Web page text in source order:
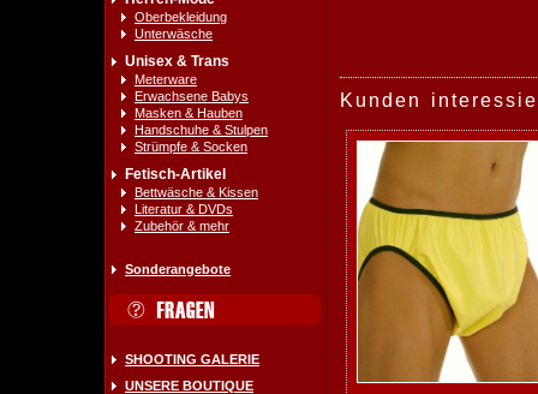
Oberbekleidung
Unterwäsche
Unisex & Trans
Meterware
Erwachsene Babys
Masken & Hauben
Handschuhe & Stulpen
Strümpfe & Socken
Fetisch-Artikel
Bettwäsche & Kissen
Literatur & DVDs
Zubehör & mehr
Sonderangebote
SHOOTING GALERIE
UNSERE BOUTIQUE
Kunden